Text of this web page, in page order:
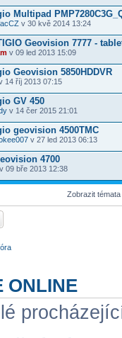
Multipad
v 30 kvě 2014 13:24
Geovision 7777 -
v 09 led 2013 15:09
Geovision 5850HDDVR
14 říj 2013 07:15
GV 450
v 14 čer 2015 21:01
geovision 4500TMC
v 27 led 2013 06:13
4700
v 09 bře 2013 12:38
Zobrazit
ONLINE